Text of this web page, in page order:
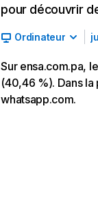
pour découvrir
Ordinateur
Sur ensa.com.pa,
(40,46 %). Dans
whatsapp.com.